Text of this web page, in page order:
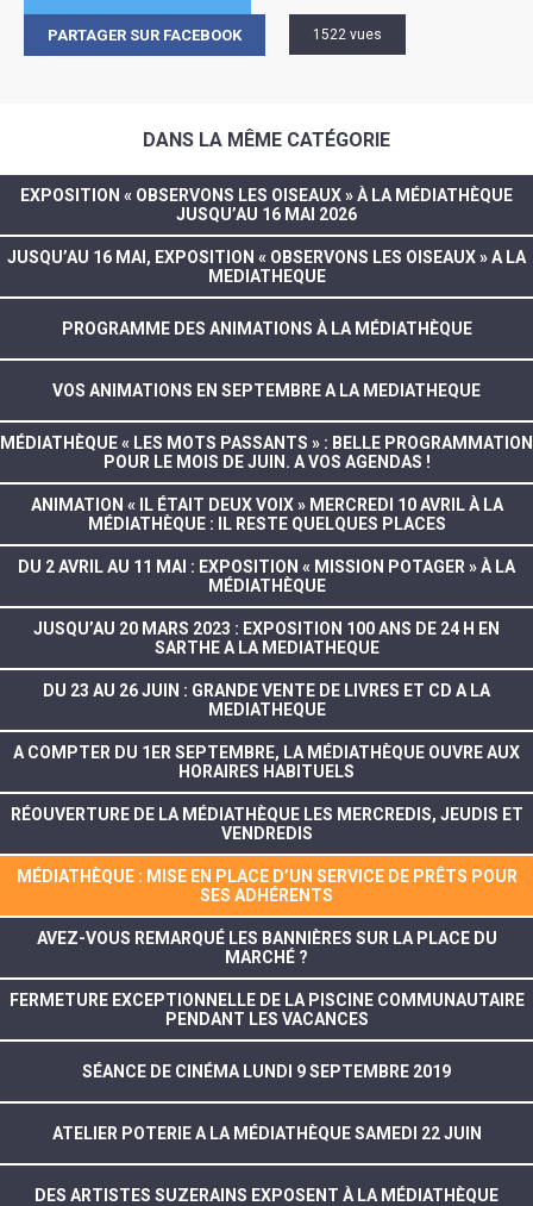
PARTAGER SUR FACEBOOK 1522 vues
DANS LA MÊME CATÉGORIE
EXPOSITION « OBSERVONS LES OISEAUX » À LA MÉDIATHÈQUE
JUSQU’AU 16 MAI 2026
JUSQU’AU 16 MAI, EXPOSITION « OBSERVONS LES OISEAUX » A LA
MEDIATHEQUE
PROGRAMME DES ANIMATIONS À LA MÉDIATHÈQUE
VOS ANIMATIONS EN SEPTEMBRE A LA MEDIATHEQUE
MÉDIATHÈQUE « LES MOTS PASSANTS » : BELLE PROGRAMMATION
POUR LE MOIS DE JUIN. A VOS AGENDAS !
ANIMATION « IL ÉTAIT DEUX VOIX » MERCREDI 10 AVRIL À LA
MÉDIATHÈQUE : IL RESTE QUELQUES PLACES
DU 2 AVRIL AU 11 MAI : EXPOSITION « MISSION POTAGER » À LA
MÉDIATHÈQUE
JUSQU’AU 20 MARS 2023 : EXPOSITION 100 ANS DE 24 H EN
SARTHE A LA MEDIATHEQUE
DU 23 AU 26 JUIN : GRANDE VENTE DE LIVRES ET CD A LA
MEDIATHEQUE
A COMPTER DU 1ER SEPTEMBRE, LA MÉDIATHÈQUE OUVRE AUX
HORAIRES HABITUELS
RÉOUVERTURE DE LA MÉDIATHÈQUE LES MERCREDIS, JEUDIS ET
VENDREDIS
MÉDIATHÈQUE : MISE EN PLACE D’UN SERVICE DE PRÊTS POUR
SES ADHÉRENTS
AVEZ-VOUS REMARQUÉ LES BANNIÈRES SUR LA PLACE DU
MARCHÉ ?
FERMETURE EXCEPTIONNELLE DE LA PISCINE COMMUNAUTAIRE
PENDANT LES VACANCES
SÉANCE DE CINÉMA LUNDI 9 SEPTEMBRE 2019
ATELIER POTERIE A LA MÉDIATHÈQUE SAMEDI 22 JUIN
DES ARTISTES SUZERAINS EXPOSENT À LA MÉDIATHÈQUE